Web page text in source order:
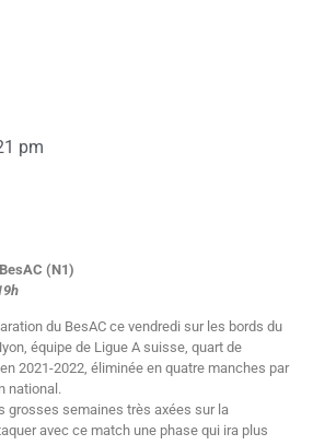
pm
(N1)
du BesAC ce vendredi sur les bords du
équipe de Ligue A suisse, quart de
2021-2022, éliminée en quatre manches par
national.
grosses semaines très axées sur la
avec ce match une phase qui ira plus